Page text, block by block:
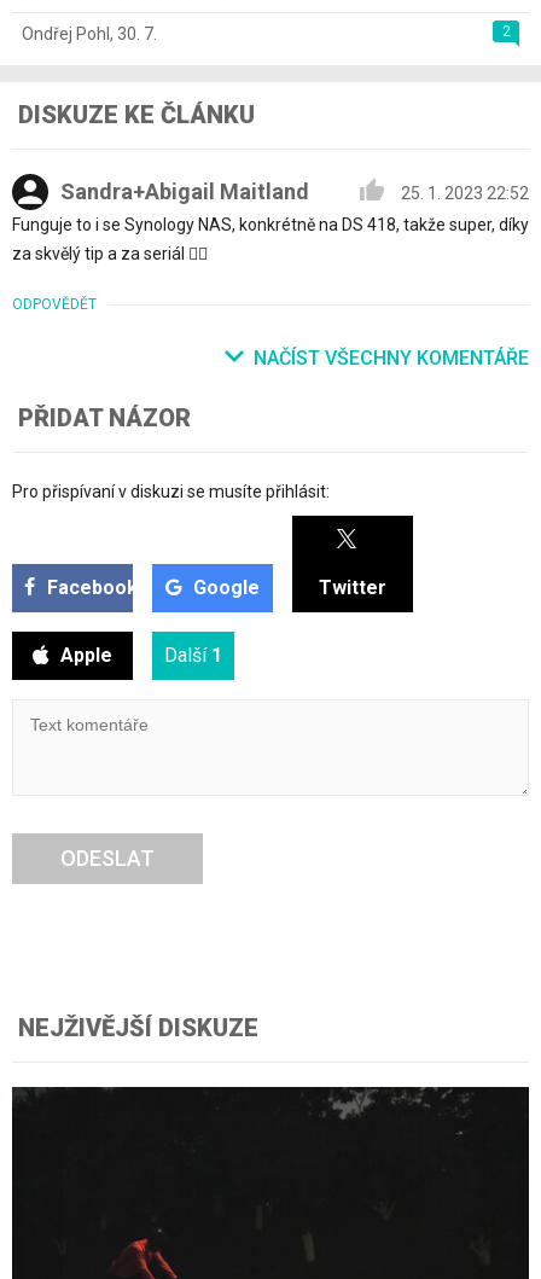
2
Ondřej Pohl , 30. 7.
DISKUZE KE ČLÁNKU
Sandra+Abigail Maitland
25. 1. 2023 22:52
Funguje to i se Synology NAS, konkrétně na DS 418, takže super, díky
za skvělý tip a za seriál 👍🏻
ODPOVĚDĚT
NAČÍST VŠECHNY KOMENTÁŘE
PŘIDAT NÁZOR
Pro přispívaní v diskuzi se musíte přihlásit:
Facebook Google Twitter
Apple Další 1
ODESLAT
NEJŽIVĚJŠÍ DISKUZE